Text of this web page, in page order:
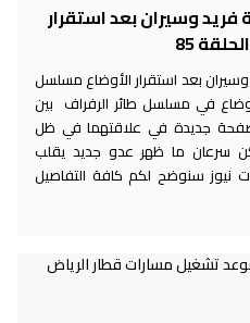
وسيران بعد استقرار
85
بعد استقرار الأوضاع مسلسل
في مسلسل طائر الرفراف بين
جديدة في علاقتهما في ظل
سرعان ما ظهر عدو جديد يقلب
نيوز سنوضح لكم كافة التفاصيل